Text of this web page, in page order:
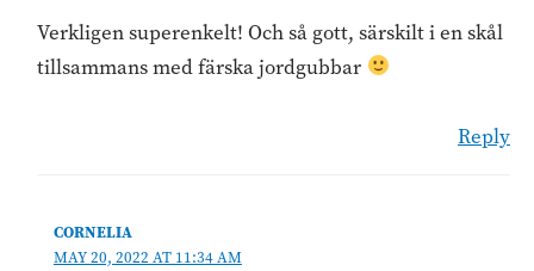
Verkligen superenkelt! Och så gott, särskilt i en skål
tillsammans med färska jordgubbar
Reply
CORNELIA
MAY 20, 2022 AT 11:34 AM